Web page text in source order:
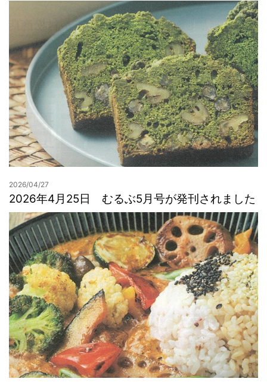
2026/04/27
2026年4月25日 むるぶ5月号が発刊されました